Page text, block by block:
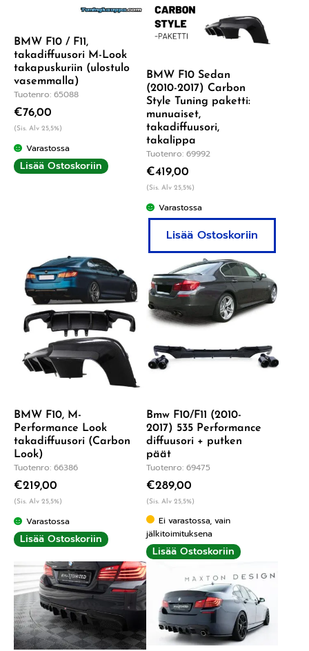
BMW F10 / F11,
takadiffuusori M-Look
takapuskuriin (ulostulo
vasemmalla)
Tuotenro: 65088
€76,00
(Sis. Alv 25,5%)
Varastossa
Lisää Ostoskoriin
BMW F10 Sedan
(2010-2017) Carbon
Style Tuning paketti:
munuaiset,
takadiffuusori,
takalippa
Tuotenro: 69992
€419,00
(Sis. Alv 25,5%)
Varastossa
Lisää Ostoskoriin
BMW F10, M-
Performance Look
takadiffuusori (Carbon
Look)
Tuotenro: 66386
€219,00
(Sis. Alv 25,5%)
Varastossa
Lisää Ostoskoriin
Bmw F10/F11 (2010-
2017) 535 Performance
diffuusori + putken
päät
Tuotenro: 69475
€289,00
(Sis. Alv 25,5%)
Ei varastossa, vain
jälkitoimituksena
Lisää Ostoskoriin